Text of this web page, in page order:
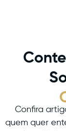
Confira
quem quer